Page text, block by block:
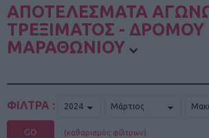
ΑΠΟΤΕΛΕΣΜΑΤΑ
ΤΡΕΞΙΜΑΤΟΣ - ΔΡΟΜΟΥ
ΜΑΡΑΘΩΝΙΟΥ
ΦΙΛΤΡΑ :
GO (καθαρισμός φίλτρων)